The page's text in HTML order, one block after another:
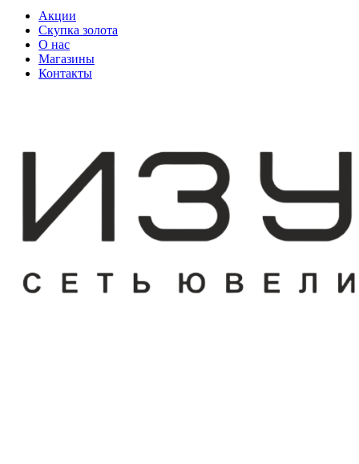
Акции
Скупка золота
О нас
Магазины
Контакты